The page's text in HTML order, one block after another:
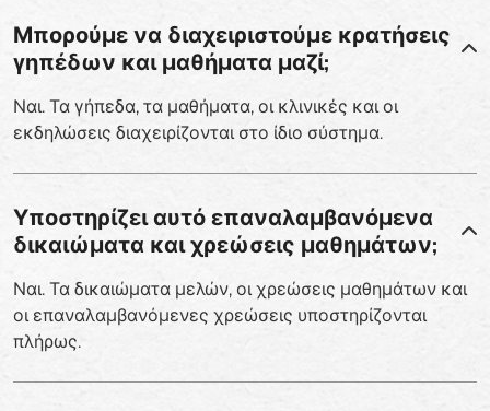
Μπορούμε να διαχειριστούμε κρατήσεις
γηπέδων και μαθήματα μαζί;
Ναι. Τα γήπεδα, τα μαθήματα, οι κλινικές και οι
εκδηλώσεις διαχειρίζονται στο ίδιο σύστημα.
Υποστηρίζει αυτό επαναλαμβανόμενα
δικαιώματα και χρεώσεις μαθημάτων;
Ναι. Τα δικαιώματα μελών, οι χρεώσεις μαθημάτων και
οι επαναλαμβανόμενες χρεώσεις υποστηρίζονται
πλήρως.